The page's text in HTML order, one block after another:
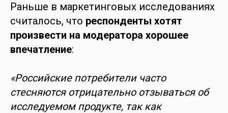
Раньше в маркетинговых исследованиях
считалось, что респонденты хотят
произвести на модератора хорошее
впечатление:
«Российские потребители часто
стесняются отрицательно отзываться об
исследуемом продукте, так как